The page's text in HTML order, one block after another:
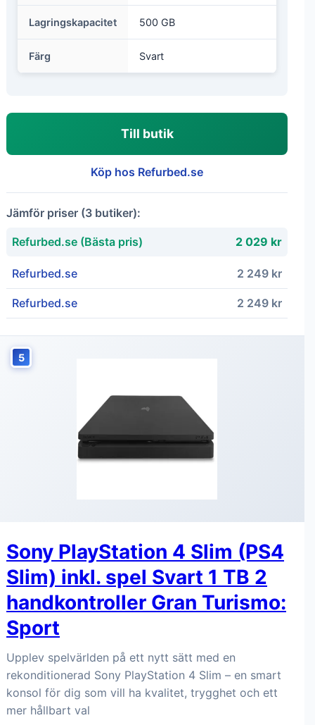
Lagringskapacitet 500 GB
Färg Svart
Till butik
Köp hos Refurbed.se
Jämför priser (3 butiker):
Refurbed.se (Bästa pris) 2 029 kr
Refurbed.se 2 249 kr
Refurbed.se 2 249 kr
5
Sony PlayStation 4 Slim (PS4
Slim) inkl. spel Svart 1 TB 2
handkontroller Gran Turismo:
Sport
Upplev spelvärlden på ett nytt sätt med en
rekonditionerad Sony PlayStation 4 Slim – en smart
konsol för dig som vill ha kvalitet, trygghet och ett
mer hållbart val